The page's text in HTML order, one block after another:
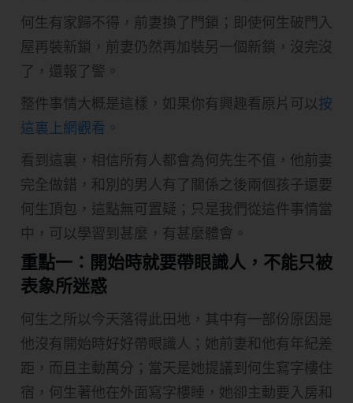
何生有家歸不得，前妻換了門鎖；即使何生破門入
屋再裝新鎖，前妻仍然再加裝另一個新鎖，沒完沒
了，還報了警。
整件事情大概是這樣，如果你有興趣看原片可以按
這裏上網觀看。
看到這裏，相信所有人都會為何先生不值，他前妻
完全做錯，和別的男人有了關係之後兩個孩子還要
何生頂包，這點無可置疑；只是我們從這件事情當
中，可以學習到甚麼，有甚麼體會。
重點一：開始時就要帶眼識人，不能只被
表象所迷惑
何生之所以今天落得此田地，其中有一部份原因是
他沒有開始時好好帶眼識人；她前妻和他有年紀差
距，而且主動萬分；當天是她提議到何生寫字樓住
宿，何生著他在外面寫字樓睡，她卻主動要入房和